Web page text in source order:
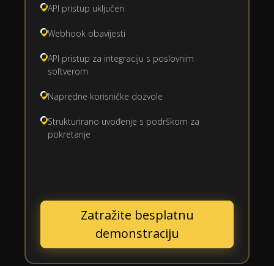
API pristup uključen
Webhook obavijesti
API pristup za integraciju s poslovnim
softverom
Napredne korisničke dozvole
Strukturirano uvođenje s podrškom za
pokretanje
Zatražite besplatnu
demonstraciju